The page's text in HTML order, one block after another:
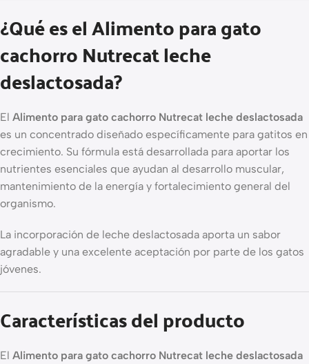
¿Qué es el Alimento para gato
cachorro Nutrecat leche
deslactosada?
El Alimento para gato cachorro Nutrecat leche deslactosada
es un concentrado diseñado específicamente para gatitos en
crecimiento. Su fórmula está desarrollada para aportar los
nutrientes esenciales que ayudan al desarrollo muscular,
mantenimiento de la energía y fortalecimiento general del
organismo.
La incorporación de leche deslactosada aporta un sabor
agradable y una excelente aceptación por parte de los gatos
jóvenes.
Características del producto
El Alimento para gato cachorro Nutrecat leche deslactosada